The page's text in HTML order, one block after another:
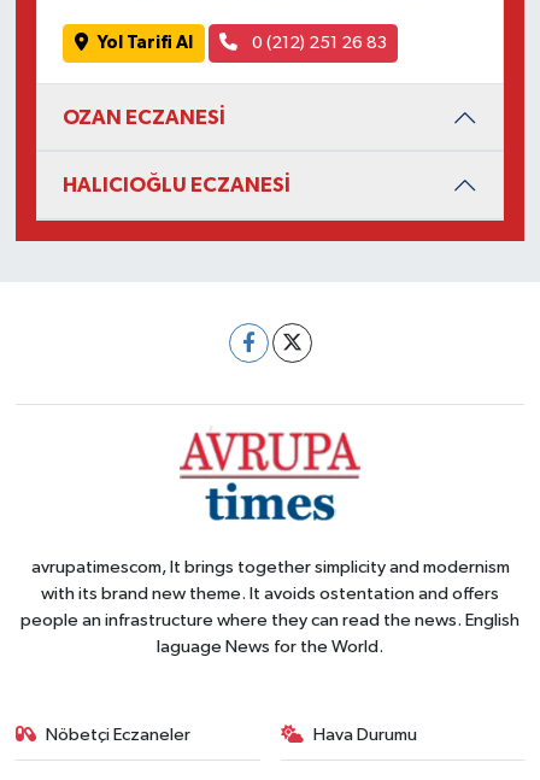
Yol Tarifi Al 0 (212) 251 26 83
OZAN ECZANESİ
HALICIOĞLU ECZANESİ
avrupatimescom, It brings together simplicity and modernism
with its brand new theme. It avoids ostentation and offers
people an infrastructure where they can read the news. English
laguage News for the World.
Nöbetçi Eczaneler Hava Durumu